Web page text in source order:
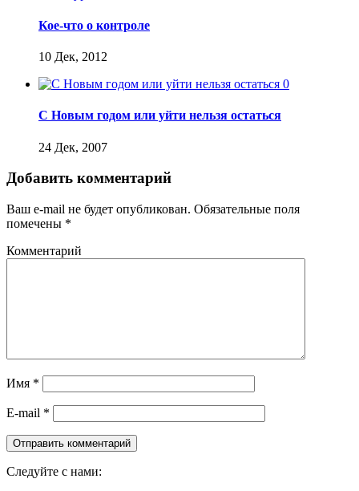
Кое-что о контроле
10 Дек, 2012
0
С Новым годом или уйти нельзя остаться
24 Дек, 2007
Добавить комментарий
Ваш e-mail не будет опубликован. Обязательные поля
помечены *
Комментарий
Имя *
E-mail *
Следуйте с нами: